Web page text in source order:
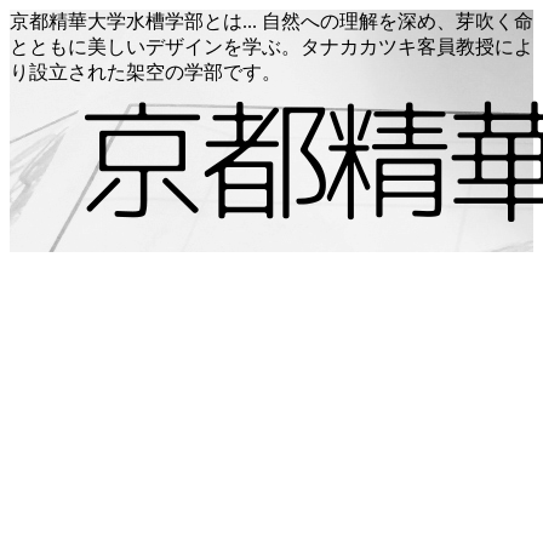
京都精華大学水槽学部とは... 自然への理解を深め、芽吹く命
とともに美しいデザインを学ぶ。タナカカツキ客員教授によ
り設立された架空の学部です。